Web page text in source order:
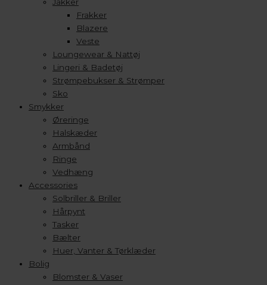
Jakker
Frakker
Blazere
Veste
Loungewear & Nattøj
Lingeri & Badetøj
Strømpebukser & Strømper
Sko
Smykker
Øreringe
Halskæder
Armbånd
Ringe
Vedhæng
Accessories
Solbriller & Briller
Hårpynt
Tasker
Bælter
Huer, Vanter & Tørklæder
Bolig
Blomster & Vaser